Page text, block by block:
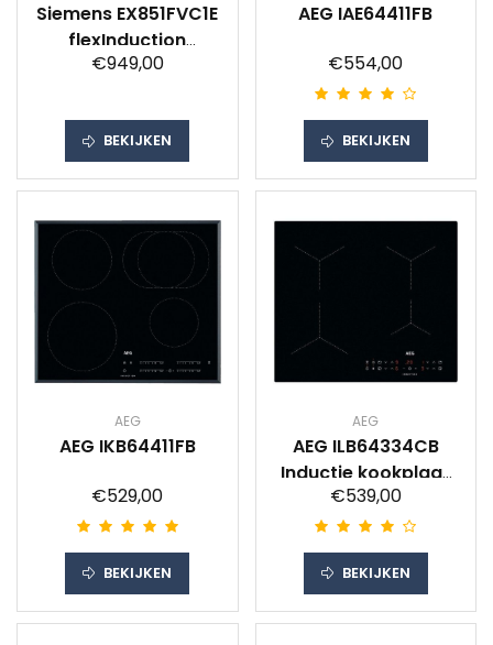
Siemens EX851FVC1E
flexInduction
Inductie
€949,00
BEKIJKEN
AEG IAE64411FB
€554,00
BEKIJKEN
AEG
AEG IKB64411FB
€529,00
BEKIJKEN
AEG
AEG ILB64334CB
Inductie kookplaat
Zwart
€539,00
BEKIJKEN